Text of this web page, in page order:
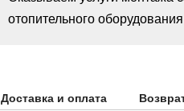
отопительного оборудования
Доставка и оплата